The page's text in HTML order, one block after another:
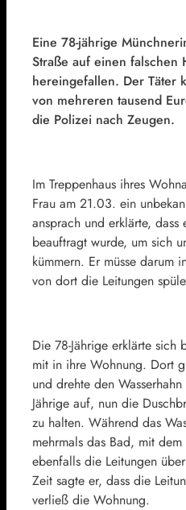
Eine 78-jährige
Straße auf einen falschen
hereingefallen. Der Täter
von mehreren tausend
die Polizei nach Zeugen.
Im Treppenhaus ihres
Frau am 21.03. ein
ansprach und erklärte,
beauftragt wurde, um sich
kümmern. Er müsse darum
von dort die Leitungen
Die 78-Jährige erklärte sich
mit in ihre Wohnung. Dort
und drehte den
Jährige auf, nun die
zu halten. Während das
mehrmals das Bad, mit
ebenfalls die Leitungen
Zeit sagte er, dass die
verließ die Wohnung.